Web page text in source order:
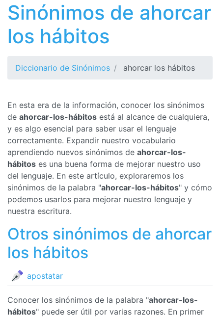
Sinónimos de ahorcar
los hábitos
Diccionario de Sinónimos ahorcar los hábitos
En esta era de la información, conocer los sinónimos
de ahorcar-los-hábitos está al alcance de cualquiera,
y es algo esencial para saber usar el lenguaje
correctamente. Expandir nuestro vocabulario
aprendiendo nuevos sinónimos de ahorcar-los-
hábitos es una buena forma de mejorar nuestro uso
del lenguaje. En este artículo, exploraremos los
sinónimos de la palabra "ahorcar-los-hábitos" y cómo
podemos usarlos para mejorar nuestro lenguaje y
nuestra escritura.
Otros sinónimos de ahorcar
los hábitos
apostatar
Conocer los sinónimos de la palabra "ahorcar-los-
hábitos" puede ser útil por varias razones. En primer